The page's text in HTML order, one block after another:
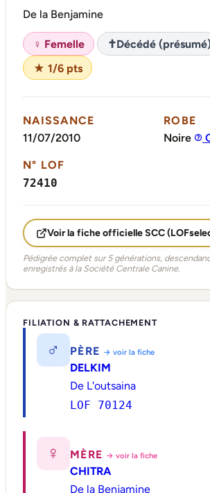
De la Benjamine
♀ Femelle ✝Décédé
★ 1/6 pts
NAISSANCE
11/07/2010
ROBE
Noire
N° LOF
72410
Voir la fiche officielle SCC
Pédigrée complet sur 5 générations,
enregistrés à la Société Centrale Canine.
FILIATION & RATTACHEMENT
♂ PÈRE → voir la fiche
DELKIM
De L'outsaina
LOF 70124
♀ MÈRE → voir la fiche
CHITRA
De la Benjamine